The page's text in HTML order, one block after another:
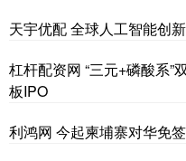
天宇优配 全球人工智能创
杠杆配资网 “三元+磷酸系”
板IPO
利鸿网 今起柬埔寨对华免